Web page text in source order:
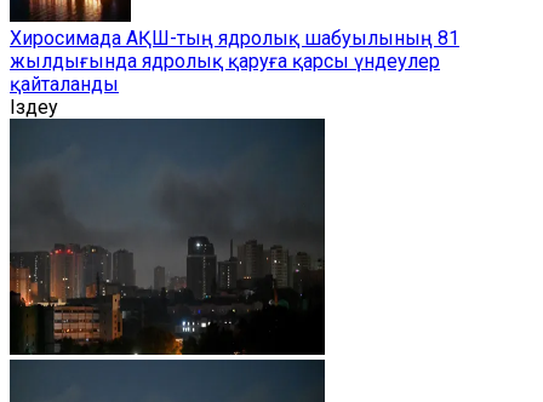
Хиросимада АҚШ-тың ядролық шабуылының 81
жылдығында ядролық қаруға қарсы үндеулер
қайталанды
Іздеу